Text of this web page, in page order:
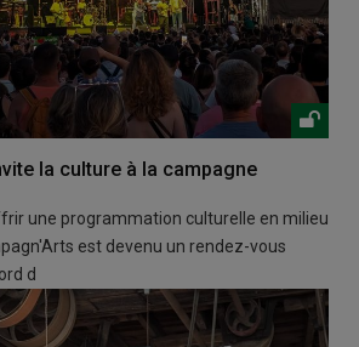
la culture à la campagne
une programmation culturelle en milieu
est devenu un rendez-vous
d